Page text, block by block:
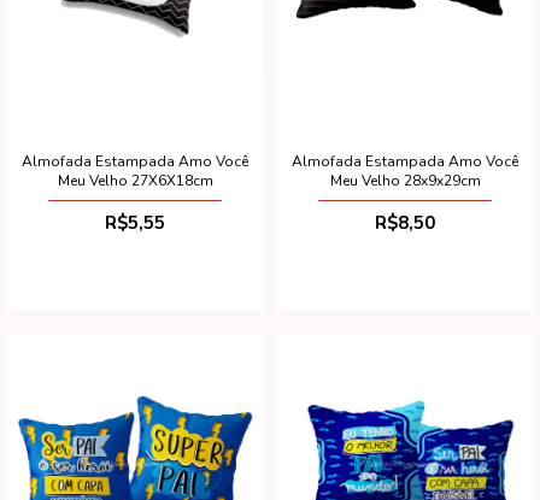
Almofada Estampada Amo Você
Meu Velho 27X6X18cm
R$5,55
Almofada Estampada Amo Você
Meu Velho 28x9x29cm
R$8,50